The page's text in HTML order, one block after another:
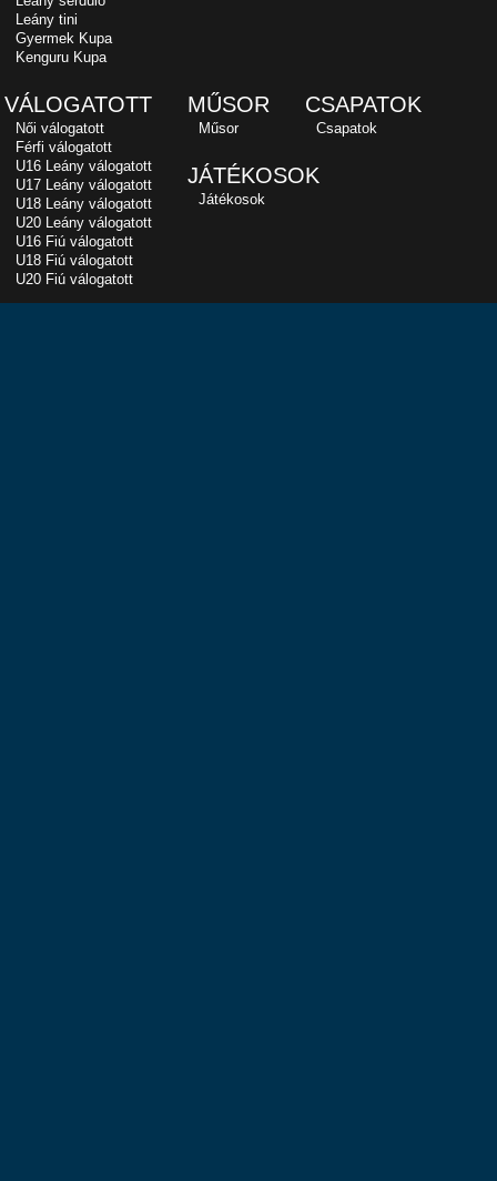
Leány tini
Gyermek Kupa
Kenguru Kupa
VÁLOGATOTT
Női válogatott
Férfi válogatott
U16 Leány válogatott
U17 Leány válogatott
U18 Leány válogatott
U20 Leány válogatott
U16 Fiú válogatott
U18 Fiú válogatott
U20 Fiú válogatott
MŰSOR
Műsor
CSAPATOK
Csapatok
JÁTÉKOSOK
Játékosok